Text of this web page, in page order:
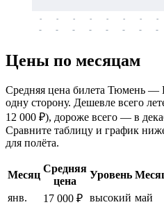
-
-
-
-
-
-
-
-
-
-
-
-
-
-
-
-
Цены по месяцам
Средняя цена билета Тюмень —
одну сторону. Дешевле всего
12 000 ₽), дороже всего — в
Сравните таблицу и график
для полёта.
Месяц
Средняя
цена
Уровень
янв.
17 000 ₽ высокий май